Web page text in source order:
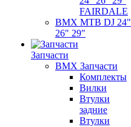
FAIRDALE
BMX MTB DJ 24"
26" 29"
Запчасти
BMX Запчасти
Комплекты
Вилки
Втулки
задние
Втулки